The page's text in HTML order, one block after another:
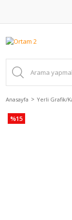
Anasayfa Yerli Grafik/
%15